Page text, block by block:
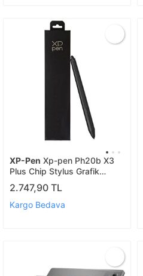
XP-Pen Xp-pen Ph20b X3
Plus Chip Stylus Grafik
Tablet Kalemi Artist
10/12/13/16 2nd Gen,deco
M/mwl/lw, Arti
2.747,90 TL
Kargo Bedava